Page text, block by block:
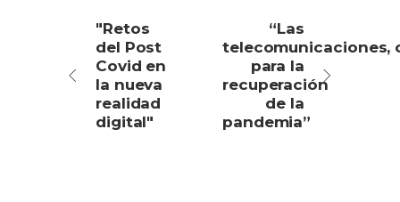
"Retos
del Post
Covid en
la nueva
realidad
digital"
“Las
telecomunicaciones,
para la
recuperación
de la
pandemia”